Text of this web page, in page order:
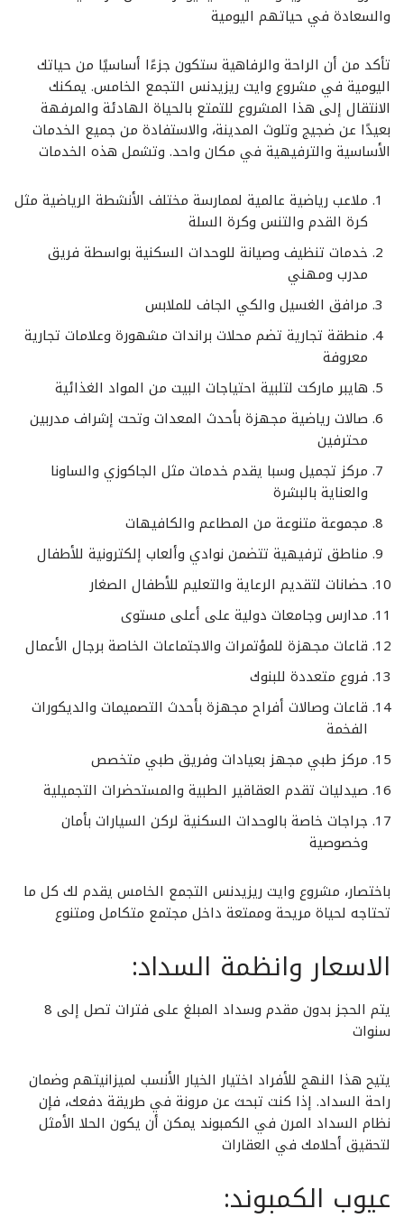
والسعادة في حياتهم اليومية
تأكد من أن الراحة والرفاهية ستكون جزءًا أساسيًا من حياتك
اليومية في مشروع وايت ريزيدنس التجمع الخامس. يمكنك
الانتقال إلى هذا المشروع للتمتع بالحياة الهادئة والمرفهة
بعيدًا عن ضجيج وتلوث المدينة، والاستفادة من جميع الخدمات
الأساسية والترفيهية في مكان واحد. وتشمل هذه الخدمات
ملاعب رياضية عالمية لممارسة مختلف الأنشطة الرياضية مثل
كرة القدم والتنس وكرة السلة
خدمات تنظيف وصيانة للوحدات السكنية بواسطة فريق
مدرب ومهني
مرافق الغسيل والكي الجاف للملابس
منطقة تجارية تضم محلات براندات مشهورة وعلامات تجارية
معروفة
هايبر ماركت لتلبية احتياجات البيت من المواد الغذائية
صالات رياضية مجهزة بأحدث المعدات وتحت إشراف مدربين
محترفين
مركز تجميل وسبا يقدم خدمات مثل الجاكوزي والساونا
والعناية بالبشرة
مجموعة متنوعة من المطاعم والكافيهات
مناطق ترفيهية تتضمن نوادي وألعاب إلكترونية للأطفال
حضانات لتقديم الرعاية والتعليم للأطفال الصغار
مدارس وجامعات دولية على أعلى مستوى
قاعات مجهزة للمؤتمرات والاجتماعات الخاصة برجال الأعمال
فروع متعددة للبنوك
قاعات وصالات أفراح مجهزة بأحدث التصميمات والديكورات
الفخمة
مركز طبي مجهز بعيادات وفريق طبي متخصص
صيدليات تقدم العقاقير الطبية والمستحضرات التجميلية
جراجات خاصة بالوحدات السكنية لركن السيارات بأمان
وخصوصية
باختصار، مشروع وايت ريزيدنس التجمع الخامس يقدم لك كل ما
تحتاجه لحياة مريحة وممتعة داخل مجتمع متكامل ومتنوع
الاسعار وانظمة السداد:
يتم الحجز بدون مقدم وسداد المبلغ على فترات تصل إلى 8
سنوات
يتيح هذا النهج للأفراد اختيار الخيار الأنسب لميزانيتهم وضمان
راحة السداد. إذا كنت تبحث عن مرونة في طريقة دفعك، فإن
نظام السداد المرن في الكمبوند يمكن أن يكون الحلا الأمثل
لتحقيق أحلامك في العقارات
عيوب الكمبوند: